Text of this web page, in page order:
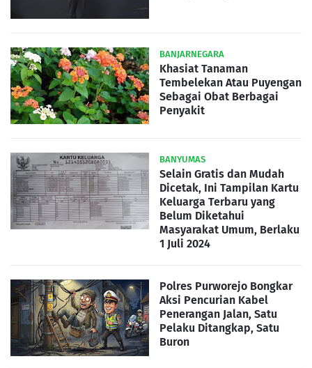
BANJARNEGARA
Khasiat Tanaman
Tembelekan Atau Puyengan
Sebagai Obat Berbagai
Penyakit
BANYUMAS
Selain Gratis dan Mudah
Dicetak, Ini Tampilan Kartu
Keluarga Terbaru yang
Belum Diketahui
Masyarakat Umum, Berlaku
1 Juli 2024
Polres Purworejo Bongkar
Aksi Pencurian Kabel
Penerangan Jalan, Satu
Pelaku Ditangkap, Satu
Buron